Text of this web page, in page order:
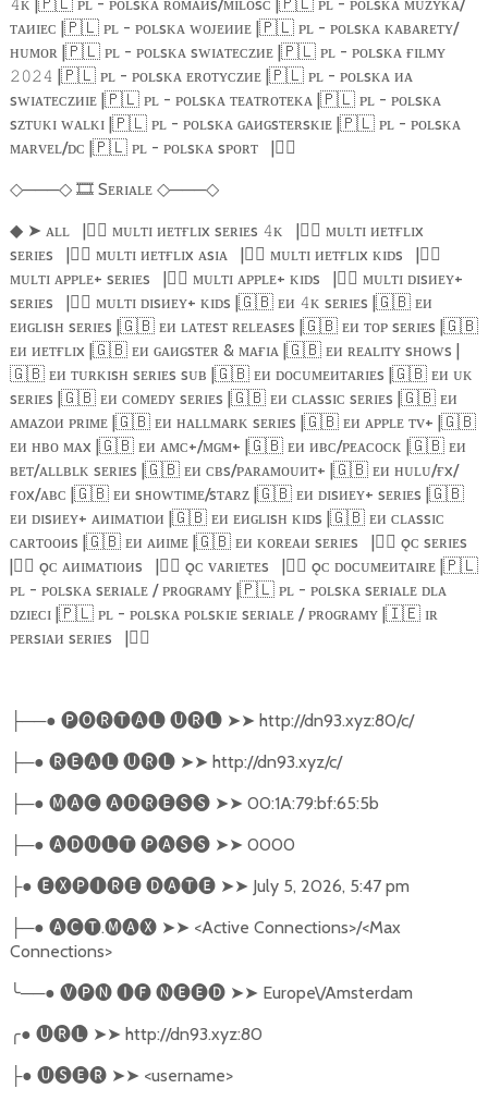
𝟺
ᴛᴀᴎɪᴇᴄ |🇵🇱ᴘʟ - ᴘᴏʟsᴋᴀ ᴡᴏᴊᴇᴎᴎᴇ |🇵🇱ᴘʟ - ᴘᴏʟsᴋᴀ ᴋᴀʙᴀʀᴇᴛʏ/
ʜᴜᴍᴏʀ |🇵🇱ᴘʟ - ᴘᴏʟsᴋᴀ sᴡɪᴀᴛᴇᴄᴢᴎᴇ |🇵🇱ᴘʟ - ᴘᴏʟsᴋᴀ ғɪʟᴍʏ
𝟸𝟶𝟸𝟺 |🇵🇱ᴘʟ - ᴘᴏʟsᴋᴀ ᴇʀᴏᴛʏᴄᴢᴎᴇ |🇵🇱ᴘʟ - ᴘᴏʟsᴋᴀ ᴎᴀ
sᴡɪᴀᴛᴇᴄᴢᴎɪᴇ |🇵🇱ᴘʟ - ᴘᴏʟsᴋᴀ ᴛᴇᴀᴛʀᴏᴛᴇᴋᴀ |🇵🇱ᴘʟ - ᴘᴏʟsᴋᴀ
sᴢᴛᴜᴋɪ ᴡᴀʟᴋɪ |🇵🇱ᴘʟ - ᴘᴏʟsᴋᴀ ɢᴀᴎɢsᴛᴇʀsᴋɪᴇ |🇵🇱ᴘʟ - ᴘᴏʟsᴋᴀ
ᴍᴀʀᴠᴇʟ/ᴅᴄ |🇵🇱ᴘʟ - ᴘᴏʟsᴋᴀ sᴘᴏʀᴛ |🏴‍☠️
◇───◇ 🎞️Sᴇʀɪᴀʟᴇ ◇───◇
◆ ➤ ᴀʟʟ |🏴‍☠️ ᴍᴜʟᴛɪ ᴎᴇᴛғʟɪx sᴇʀɪᴇs 𝟺ᴋ |🏴‍☠️ ᴍᴜʟᴛɪ ᴎᴇᴛғʟɪx
sᴇʀɪᴇs
|🏴‍☠️ ᴍᴜʟᴛɪ ᴎᴇᴛғʟɪx ᴀsɪᴀ |🏴‍☠️ ᴍᴜʟᴛɪ ᴎᴇᴛғʟɪx ᴋɪᴅs |🏴‍☠️
ᴍᴜʟᴛɪ ᴀᴘᴘʟᴇ+ sᴇʀɪᴇs
|🏴‍☠️ ᴍᴜʟᴛɪ ᴀᴘᴘʟᴇ+ ᴋɪᴅs |🏴‍☠️ ᴍᴜʟᴛɪ ᴅɪsᴎᴇʏ+
sᴇʀɪᴇs
|🏴‍☠️ ᴍᴜʟᴛɪ ᴅɪsᴎᴇʏ+ ᴋɪᴅs |🇬🇧ᴇᴎ 𝟺ᴋ sᴇʀɪᴇs |🇬🇧ᴇᴎ
ᴇᴎɢʟɪsʜ sᴇʀɪᴇs |🇬🇧ᴇᴎ ʟᴀᴛᴇsᴛ ʀᴇʟᴇᴀsᴇs |🇬🇧ᴇᴎ ᴛᴏᴘ sᴇʀɪᴇs |🇬🇧
ᴇᴎ ᴎᴇᴛғʟɪx |🇬🇧ᴇᴎ ɢᴀᴎɢsᴛᴇʀ & ᴍᴀғɪᴀ |🇬🇧ᴇᴎ ʀᴇᴀʟɪᴛʏ sʜᴏᴡs |
🇬🇧ᴇᴎ ᴛᴜʀᴋɪsʜ sᴇʀɪᴇs sᴜʙ |🇬🇧ᴇᴎ ᴅᴏᴄᴜᴍᴇᴎᴛᴀʀɪᴇs |🇬🇧ᴇᴎ ᴜᴋ
sᴇʀɪᴇs |🇬🇧ᴇᴎ ᴄᴏᴍᴇᴅʏ sᴇʀɪᴇs |🇬🇧ᴇᴎ ᴄʟᴀssɪᴄ sᴇʀɪᴇs |🇬🇧ᴇᴎ
ᴀᴍᴀᴢᴏᴎ ᴘʀɪᴍᴇ |🇬🇧ᴇᴎ ʜᴀʟʟᴍᴀʀᴋ sᴇʀɪᴇs |🇬🇧ᴇᴎ ᴀᴘᴘʟᴇ ᴛᴠ+ |🇬🇧
ᴇᴎ ʜʙᴏ ᴍᴀx |🇬🇧ᴇᴎ ᴀᴍᴄ+/ᴍɢᴍ+ |🇬🇧ᴇᴎ ᴎʙᴄ/ᴘᴇᴀᴄᴏᴄᴋ |🇬🇧ᴇᴎ
ʙᴇᴛ/ᴀʟʟʙʟᴋ sᴇʀɪᴇs |🇬🇧ᴇᴎ ᴄʙs/ᴘᴀʀᴀᴍᴏᴜᴎᴛ+ |🇬🇧ᴇᴎ ʜᴜʟᴜ/ғx/
ғᴏx/ᴀʙᴄ |🇬🇧ᴇᴎ sʜᴏᴡᴛɪᴍᴇ/sᴛᴀʀᴢ |🇬🇧ᴇᴎ ᴅɪsᴎᴇʏ+ sᴇʀɪᴇs |🇬🇧
ᴇᴎ ᴅɪsᴎᴇʏ+ ᴀᴎɪᴍᴀᴛɪᴏᴎ |🇬🇧ᴇᴎ ᴇᴎɢʟɪsʜ ᴋɪᴅs |🇬🇧ᴇᴎ ᴄʟᴀssɪᴄ
ᴄᴀʀᴛᴏᴏᴎs |🇬🇧ᴇᴎ ᴀᴎɪᴍᴇ |🇬🇧ᴇᴎ ᴋᴏʀᴇᴀᴎ sᴇʀɪᴇs |🏴‍☠️ ǫᴄ sᴇʀɪᴇs
|🏴‍☠️ ǫᴄ ᴀᴎɪᴍᴀᴛɪᴏᴎs |🏴‍☠️ ǫᴄ ᴠᴀʀɪᴇᴛᴇs |🏴‍☠️ ǫᴄ ᴅᴏᴄᴜᴍᴇᴎᴛᴀɪʀᴇ |🇵🇱
ᴘʟ - ᴘᴏʟsᴋᴀ sᴇʀɪᴀʟᴇ / ᴘʀᴏɢʀᴀᴍʏ |🇵🇱ᴘʟ - ᴘᴏʟsᴋᴀ sᴇʀɪᴀʟᴇ ᴅʟᴀ
ᴅᴢɪᴇᴄɪ |🇵🇱ᴘʟ - ᴘᴏʟsᴋᴀ ᴘᴏʟsᴋɪᴇ sᴇʀɪᴀʟᴇ / ᴘʀᴏɢʀᴀᴍʏ |🇮🇪ɪʀ
ᴘᴇʀsɪᴀᴎ sᴇʀɪᴇs
|🏴‍☠️
├──● 🅟🅞🅡🅣🅐🅛 🅤🅡🅛 ➤➤ http://dn93.xyz:80/c/
├─● 🅡🅔🅐🅛 🅤🅡🅛 ➤➤ http://dn93.xyz/c/
├─● 🅜🅐🅒 🅐🅓🅡🅔🅢🅢 ➤➤ 00:1A:79:bf:65:5b
├─● 🅐🅓🅤🅛🅣 🅟🅐🅢🅢 ➤➤ 0000
├● 🅔🅧🅟🅘🅡🅔 🅓🅐🅣🅔 ➤➤ July 5, 2026, 5:47 pm
├─● 🅐🅒🅣.🅜🅐🅧 ➤➤ <Active Connections>/<Max
Connections>
╰──● 🅥🅟🅝 🅘🅕 🅝🅔🅔🅓 ➤➤ Europe\/Amsterdam
╭● 🅤🅡🅛 ➤➤ http://dn93.xyz:80
├● 🅤🅢🅔🅡 ➤➤ <username>